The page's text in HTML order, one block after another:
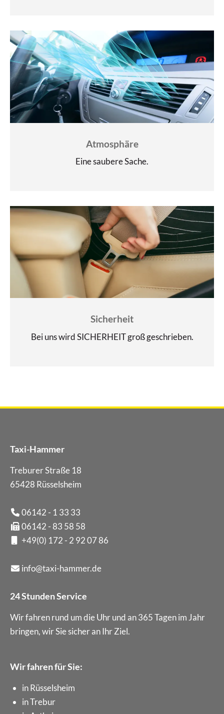
Atmosphäre
Eine saubere Sache.
Sicherheit
Bei uns wird SICHERHEIT groß geschrieben.
Taxi-Hammer
Treburer Straße 18
65428 Rüsselsheim
06142 - 1 33 33
06142 - 83 58 58
+49(0) 172 - 2 92 07 86
info@taxi-hammer.de
24 Stunden Service
Wir fahren rund um die Uhr und an 365 Tagen im Jahr
bringen, wir Sie sicher an Ihr Ziel.
Wir fahren für Sie:
in Rüsselsheim
in Trebur